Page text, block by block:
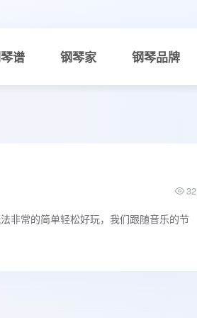
谱 钢琴家 钢琴品牌
32
非常的简单轻松好玩，我们跟随音乐的节